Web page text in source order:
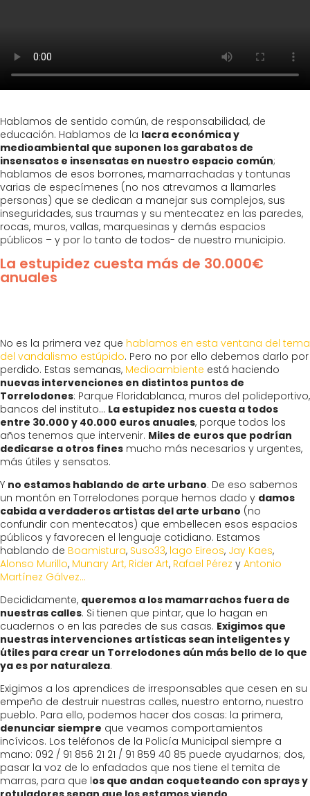
Hablamos de sentido común, de responsabilidad, de
educación. Hablamos de la lacra económica y
medioambiental que suponen los garabatos de
insensatos e insensatas en nuestro espacio común;
hablamos de esos borrones, mamarrachadas y tontunas
varias de especímenes (no nos atrevamos a llamarles
personas) que se dedican a manejar sus complejos, sus
inseguridades, sus traumas y su mentecatez en las paredes,
rocas, muros, vallas, marquesinas y demás espacios
públicos – y por lo tanto de todos- de nuestro municipio.
La estupidez cuesta más de 30.000€
anuales
No es la primera vez que hablamos en esta ventana del tema
del vandalismo estúpido. Pero no por ello debemos darlo por
perdido. Estas semanas, Medioambiente está haciendo
nuevas intervenciones en distintos puntos de
Torrelodones: Parque Floridablanca, muros del polideportivo,
bancos del instituto… La estupidez nos cuesta a todos
entre 30.000 y 40.000 euros anuales, porque todos los
años tenemos que intervenir. Miles de euros que podrían
dedicarse a otros fines mucho más necesarios y urgentes,
más útiles y sensatos.
Y no estamos hablando de arte urbano. De eso sabemos
un montón en Torrelodones porque hemos dado y damos
cabida a verdaderos artistas del arte urbano (no
confundir con mentecatos) que embellecen esos espacios
públicos y favorecen el lenguaje cotidiano. Estamos
hablando de Boamistura, Suso33, lago Eireos, Jay Kaes,
Alonso Murillo, Munary Art, Rider Art, Rafael Pérez y Antonio
Martínez Gálvez…
Decididamente, queremos a los mamarrachos fuera de
nuestras calles. Si tienen que pintar, que lo hagan en
cuadernos o en las paredes de sus casas. Exigimos que
nuestras intervenciones artísticas sean inteligentes y
útiles para crear un Torrelodones aún más bello de lo que
ya es por naturaleza.
Exigimos a los aprendices de irresponsables que cesen en su
empeño de destruir nuestras calles, nuestro entorno, nuestro
pueblo. Para ello, podemos hacer dos cosas: la primera,
denunciar siempre que veamos comportamientos
incívicos. Los teléfonos de la Policía Municipal siempre a
mano: 092 / 91 856 21 21 / 91 859 40 85 puede ayudarnos; dos,
pasar la voz de lo enfadados que nos tiene el temita de
marras, para que los que andan coqueteando con sprays y